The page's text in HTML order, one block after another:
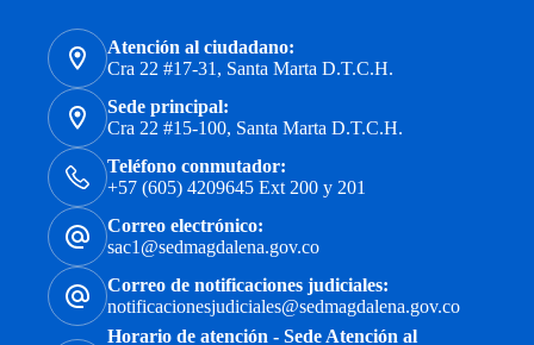
Atención al ciudadano:
Cra 22 #17-31, Santa Marta D.T.C.H.
Sede principal:
Cra 22 #15-100, Santa Marta D.T.C.H.
Teléfono conmutador:
+57 (605) 4209645 Ext 200 y 201
Correo electrónico:
sac1@sedmagdalena.gov.co
Correo de notificaciones judiciales:
notificacionesjudiciales@sedmagdalena.gov.co
Horario de atención - Sede Atención al